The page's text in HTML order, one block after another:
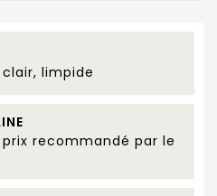
limpide
recommandé par le